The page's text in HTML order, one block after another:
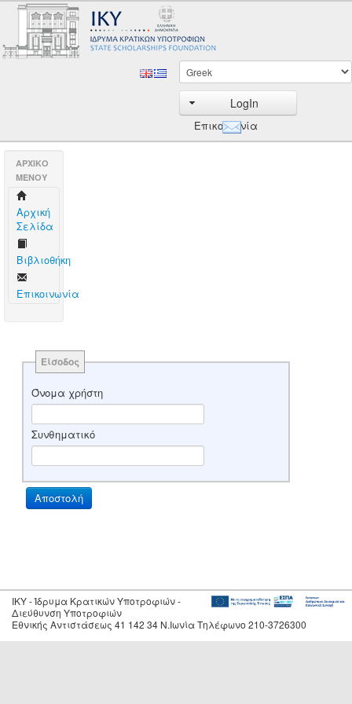
LogIn
Επικοινωνία
AΡΧΙΚΟ
ΜΕΝΟΥ
Aρχική
Σελίδα
Βιβλιοθήκη
Επικοινωνία
Είσοδος
Όνομα χρήστη
Συνθηματικό
IKY - Ίδρυμα Κρατικών Υποτροφιών -
Διεύθυνση Υποτροφιών
Εθνικής Αντιστάσεως 41 142 34 Ν.Ιωνία Τηλέφωνο 210-3726300